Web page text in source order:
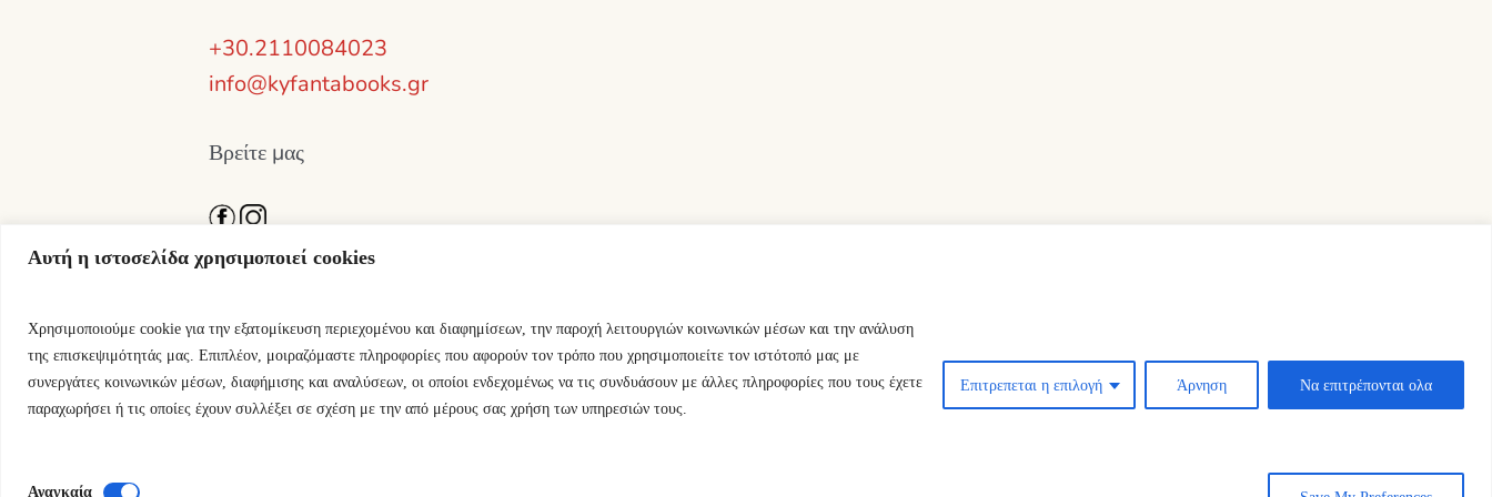
Αυτή η ιστοσελίδα χρησιμοποιεί cookies
Χρησιμοποιούμε cookie για την εξατομίκευση περιεχομένου και διαφημίσεων, την παροχή λειτουργιών κοινωνικών μέσων και την ανάλυση
της επισκεψιμότητάς μας. Επιπλέον, μοιραζόμαστε πληροφορίες που αφορούν τον τρόπο που χρησιμοποιείτε τον ιστότοπό μας με
συνεργάτες κοινωνικών μέσων, διαφήμισης και αναλύσεων, οι οποίοι ενδεχομένως να τις συνδυάσουν με άλλες πληροφορίες που τους έχετε
παραχωρήσει ή τις οποίες έχουν συλλέξει σε σχέση με την από μέρους σας χρήση των υπηρεσιών τους.
Επιτρεπεται η επιλογή Άρνηση Να επιτρέπονται ολα
Αναγκαία
+30.2110084023
info@kyfantabooks.gr
Βρείτε μας